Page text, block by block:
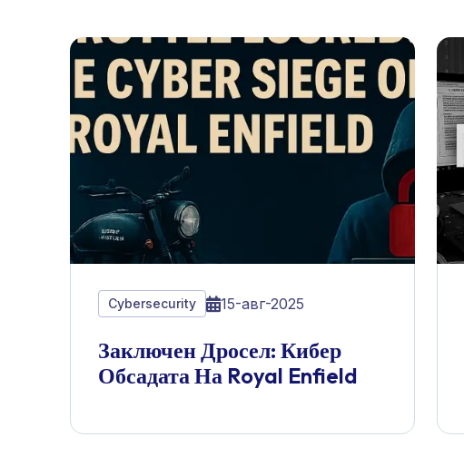
Cybersecurity 15-авг-2025
Заключен Дросел: Кибер
Обсадата На Royal Enfield